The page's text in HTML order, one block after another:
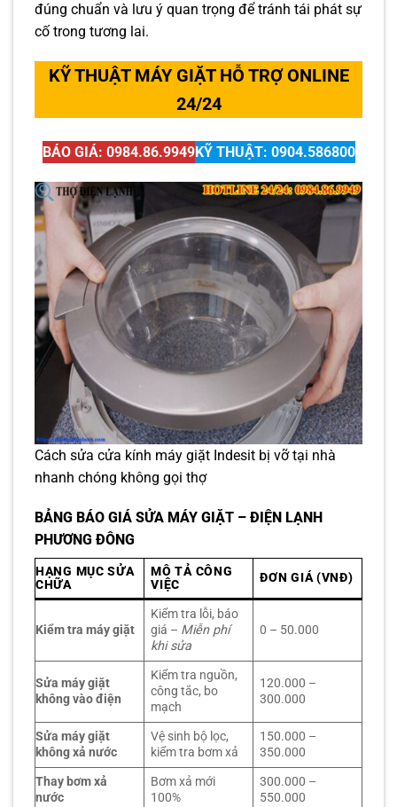
đúng chuẩn và lưu ý quan trọng để tránh tái phát sự
cố trong tương lai.
KỸ THUẬT MÁY GIẶT HỖ TRỢ ONLINE
24/24
BÁO GIÁ: 0984.86.9949KỸ THUẬT: 0904.586800
Cách sửa cửa kính máy giặt Indesit bị vỡ tại nhà
nhanh chóng không gọi thợ
BẢNG BÁO GIÁ SỬA MÁY GIẶT – ĐIỆN LẠNH
PHƯƠNG ĐÔNG
HẠNG MỤC SỬA
CHỮA
MÔ TẢ CÔNG
VIỆC
ĐƠN GIÁ (VNĐ)
Kiểm tra máy giặt
Kiểm tra lỗi, báo
giá – Miễn phí
khi sửa
0 – 50.000
Sửa máy giặt
không vào điện
Kiểm tra nguồn,
công tắc, bo
mạch
120.000 –
300.000
Sửa máy giặt
không xả nước
Vệ sinh bộ lọc,
kiểm tra bơm xả
150.000 –
350.000
Thay bơm xả
nước
Bơm xả mới
100%
300.000 –
550.000